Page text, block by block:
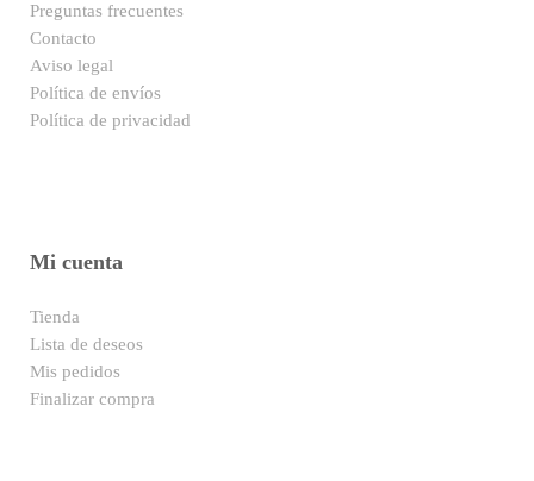
Preguntas frecuentes
Contacto
Aviso legal
Política de envíos
Política de privacidad
Mi cuenta
Tienda
Lista de deseos
Mis pedidos
Finalizar compra